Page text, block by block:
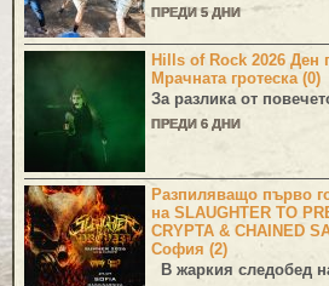
ПРЕДИ 5 ДНИ
Hills of Rock 2026 Ден
Мрачната гротеска (0)
За разлика от
ПРЕДИ 6 ДНИ
Разпиляващо първо
на SLAUGHTER TO
CRYPTA & CHAINED
София (2)
В жаркия следобед